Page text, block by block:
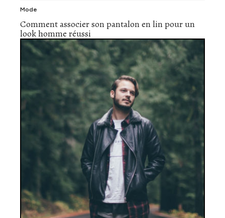
Mode
Comment associer son pantalon en lin pour un
look homme réussi